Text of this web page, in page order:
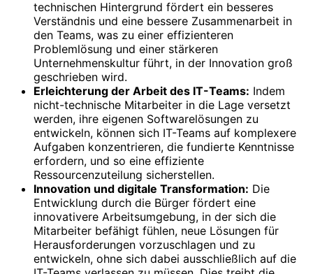
technischen Hintergrund fördert ein besseres
Verständnis und eine bessere Zusammenarbeit in
den Teams, was zu einer effizienteren
Problemlösung und einer stärkeren
Unternehmenskultur führt, in der Innovation groß
geschrieben wird.
Erleichterung der Arbeit des IT-Teams: Indem
nicht-technische Mitarbeiter in die Lage versetzt
werden, ihre eigenen Softwarelösungen zu
entwickeln, können sich IT-Teams auf komplexere
Aufgaben konzentrieren, die fundierte Kenntnisse
erfordern, und so eine effiziente
Ressourcenzuteilung sicherstellen.
Innovation und digitale Transformation: Die
Entwicklung durch die Bürger fördert eine
innovativere Arbeitsumgebung, in der sich die
Mitarbeiter befähigt fühlen, neue Lösungen für
Herausforderungen vorzuschlagen und zu
entwickeln, ohne sich dabei ausschließlich auf die